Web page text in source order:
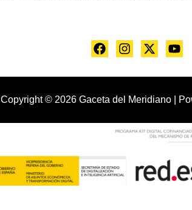
Copyright © 2026 Gaceta del Meridiano |